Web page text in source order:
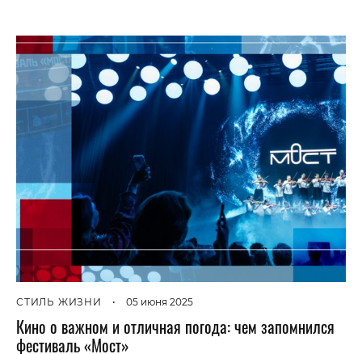
СТИЛЬ ЖИЗНИ • 05 июня 2025
Кино о важном и отличная погода: чем запомнился
фестиваль «Мост»